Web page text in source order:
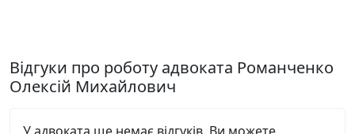
Відгуки про роботу адвоката Романченко
Олексій Михайлович